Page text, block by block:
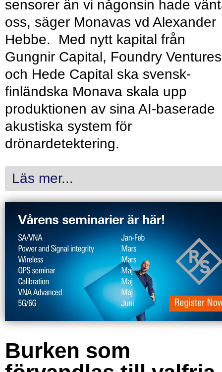
sensorer än vi någonsin hade
oss, säger Monavas vd Alexander
Hebbe. Med nytt kapital från
Gungnir Capital, Foundry Ventures
och Hede Capital ska svensk-
finländska Monava skala upp
produktionen av sina AI-baserade
akustiska system för
drönardetektering.
Läs mer...
Burken som